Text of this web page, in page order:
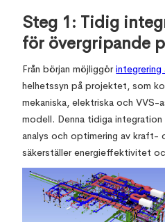
Steg 1: Tidig
för övergripande
Från början möjliggörintegrering
helhetssyn på projektet, som
mekaniska, elektriska och VVS-
modell. Denna tidiga
analys och optimering av kraft-
säkerställer energieffektivitet